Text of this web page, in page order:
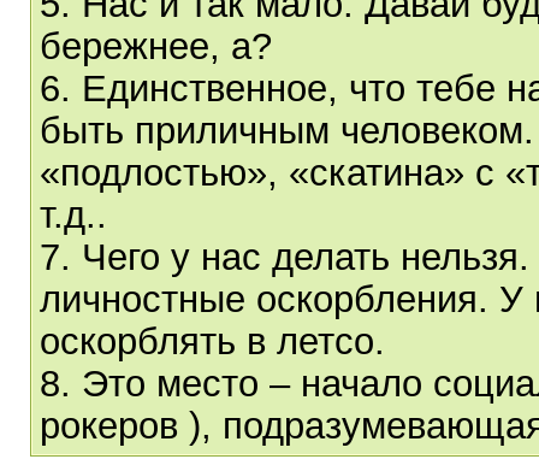
бережнее, а?
6. Единственное, что тебе
быть приличным
«подлостью», «скатина» с
т.д..
7. Чего у нас делать
личностные оскорбления.
оскорблять в летсо.
8. Это место – начало
рокеров ),